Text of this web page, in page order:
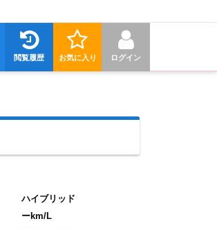
ログイン
お気に入り
閲覧履歴
ハイブリッド
ーkm/L